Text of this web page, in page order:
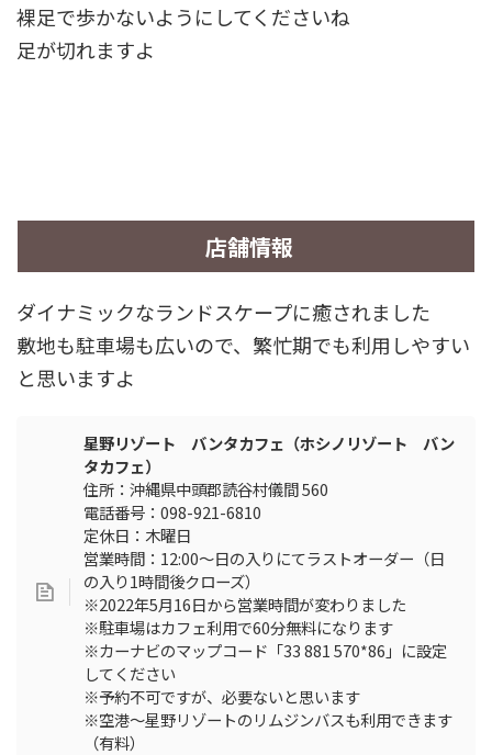
裸足で歩かないようにしてくださいね
足が切れますよ
店舗情報
ダイナミックなランドスケープに癒されました
敷地も駐車場も広いので、繁忙期でも利用しやすい
と思いますよ
星野リゾート バンタカフェ（ホシノリゾート バン
タカフェ）
住所：沖縄県中頭郡読谷村儀間 560
電話番号：098-921-6810
定休日：木曜日
営業時間：12:00～日の入りにてラストオーダー（日
の入り1時間後クローズ）
※2022年5月16日から営業時間が変わりました
※駐車場はカフェ利用で60分無料になります
※カーナビのマップコード「33 881 570*86」に設定
してください
※予約不可ですが、必要ないと思います
※空港～星野リゾートのリムジンバスも利用できます
（有料）